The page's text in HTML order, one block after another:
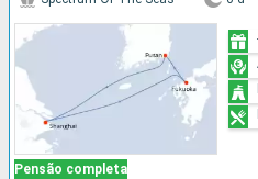
Pensão completa